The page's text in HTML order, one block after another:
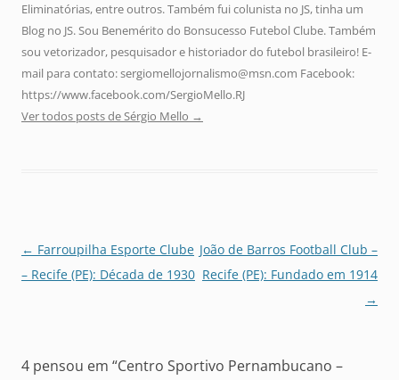
Eliminatórias, entre outros. Também fui colunista no JS, tinha um
Blog no JS. Sou Benemérito do Bonsucesso Futebol Clube. Também
sou vetorizador, pesquisador e historiador do futebol brasileiro! E-
mail para contato: sergiomellojornalismo@msn.com Facebook:
https://www.facebook.com/SergioMello.RJ
Ver todos posts de Sérgio Mello →
Navegação
de
← Farroupilha Esporte Clube
– Recife (PE): Década de 1930
João de Barros Football Club –
Recife (PE): Fundado em 1914
→
4 pensou em “Centro Sportivo Pernambucano –